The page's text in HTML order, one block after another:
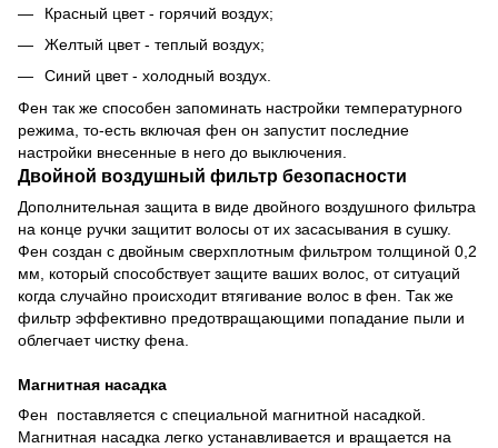
Красный цвет - горячий воздух;
Желтый цвет - теплый воздух;
Синий цвет - холодный воздух.
Фен так же способен запоминать настройки температурного
режима, то-есть включая фен он запустит последние
настройки внесенные в него до выключения.
Двойной воздушный фильтр безопасности
Дополнительная защита в виде двойного воздушного фильтра
на конце ручки защитит волосы от их засасывания в сушку.
Фен создан с двойным сверхплотным фильтром толщиной 0,2
мм, который способствует защите ваших волос, от ситуаций
когда случайно происходит втягивание волос в фен. Так же
фильтр эффективно предотвращающими попадание пыли и
облегчает чистку фена.
Магнитная насадка
Фен поставляется с специальной магнитной насадкой.
Магнитная насадка легко устанавливается и вращается на